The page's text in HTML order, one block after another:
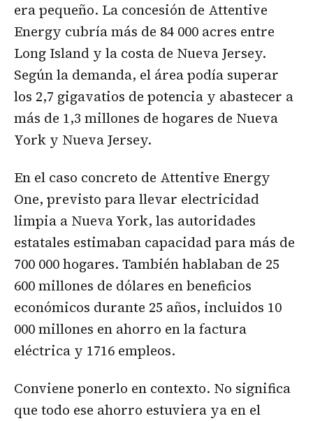
era pequeño. La concesión de Attentive
Energy cubría más de 84 000 acres entre
Long Island y la costa de Nueva Jersey.
Según la demanda, el área podía superar
los 2,7 gigavatios de potencia y abastecer a
más de 1,3 millones de hogares de Nueva
York y Nueva Jersey.
En el caso concreto de Attentive Energy
One, previsto para llevar electricidad
limpia a Nueva York, las autoridades
estatales estimaban capacidad para más de
700 000 hogares. También hablaban de 25
600 millones de dólares en beneficios
económicos durante 25 años, incluidos 10
000 millones en ahorro en la factura
eléctrica y 1716 empleos.
Conviene ponerlo en contexto. No significa
que todo ese ahorro estuviera ya en el